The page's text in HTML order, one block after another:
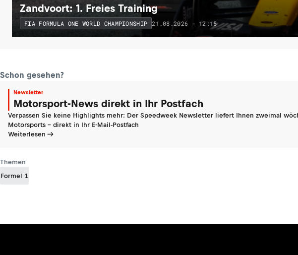
Zandvoort: 1. Freies Training
FIA FORMULA ONE WORLD CHAMPIONSHIP 21.08.2026 - 12:15
Schon gesehen?
Newsletter
Motorsport-News direkt in Ihr Postfach
Verpassen Sie keine Highlights mehr: Der Speedweek Newsletter liefert Ihnen zweimal
Motorsports - direkt in Ihr E-Mail-Postfach
Weiterlesen
Themen
Formel 1